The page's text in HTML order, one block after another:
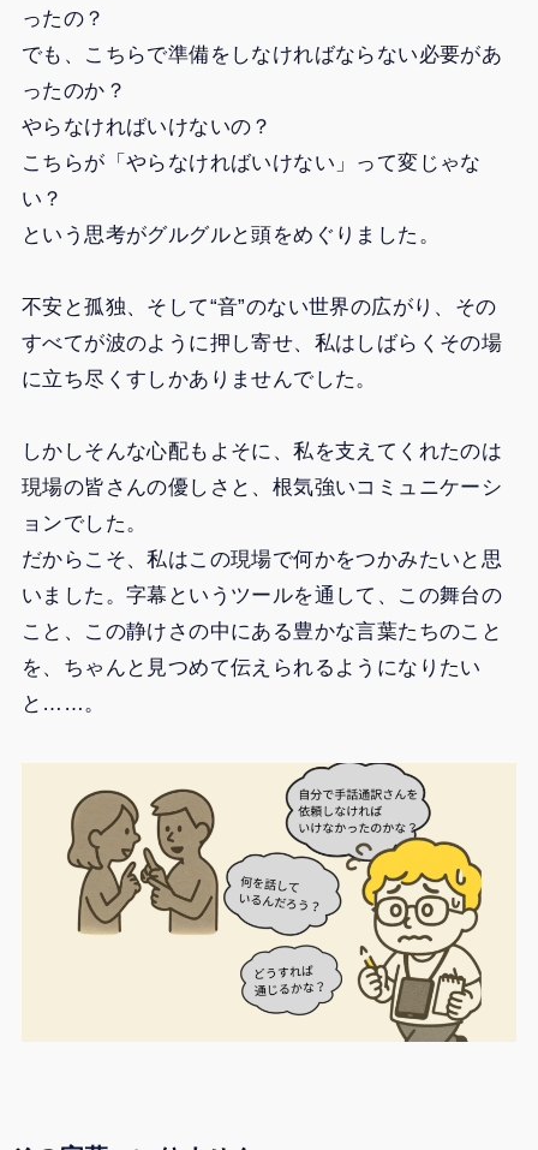
ったの？
でも、こちらで準備をしなければならない必要があ
ったのか？
やらなければいけないの？
こちらが「やらなければいけない」って変じゃな
い？
という思考がグルグルと頭をめぐりました。
不安と孤独、そして“音”のない世界の広がり、その
すべてが波のように押し寄せ、私はしばらくその場
に立ち尽くすしかありませんでした。
しかしそんな心配もよそに、私を支えてくれたのは
現場の皆さんの優しさと、根気強いコミュニケーシ
ョンでした。
だからこそ、私はこの現場で何かをつかみたいと思
いました。字幕というツールを通して、この舞台の
こと、この静けさの中にある豊かな言葉たちのこと
を、ちゃんと見つめて伝えられるようになりたい
と……。